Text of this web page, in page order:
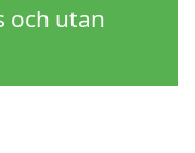
och utan